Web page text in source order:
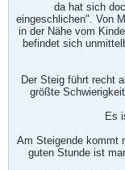
da hat sich
eingeschlichen". Von
in der Nähe vom
befindet sich
Der Steig führt recht
größte
Es
Am Steigende kommt
guten Stunde ist